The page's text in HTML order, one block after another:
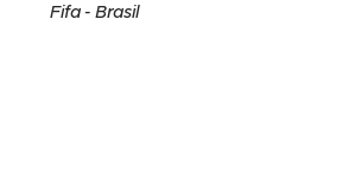
Fifa - Brasil